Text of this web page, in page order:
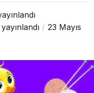
yayınlandı
23 Mayıs